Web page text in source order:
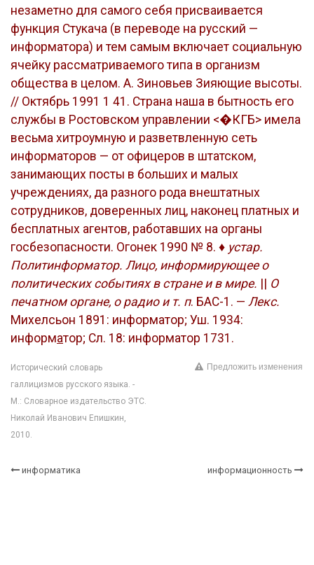
незаметно для самого себя присваивается
функция Стукача (в переводе на русский —
информатора) и тем самым включает социальную
ячейку рассматриваемого типа в организм
общества в целом. А. Зиновьев Зияющие высоты.
// Октябрь 1991 1 41. Страна наша в бытность его
службы в Ростовском управлении <�КГБ> имела
весьма хитроумную и разветвленную сеть
информаторов — от офицеров в штатском,
занимающих посты в больших и малых
учреждениях, да разного рода внештатных
сотрудников, доверенных лиц, наконец платных и
бесплатных агентов, работавших на органы
госбезопасности. Огонек 1990 № 8. ♦ устар.
Политинформатор. Лицо, информирующее о
политических событиях в стране и в мире.
О
печатном органе, о радио и т. п. БАС-1. — Лекс.
Михелсьон 1891: информатор; Уш. 1934:
информатор; Сл. 18: информатор 1731.
Исторический словарь
галлицизмов русского языка. -
М.: Словарное издательство ЭТС.
Николай Иванович Епишкин,
2010.
Предложить изменения
информатика информационность